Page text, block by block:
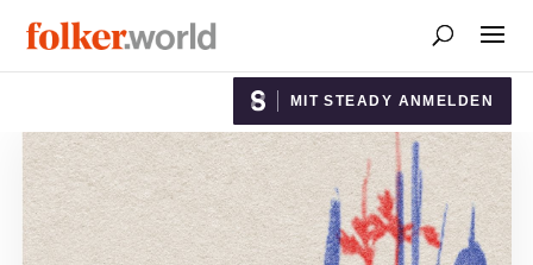
MIT STEADY ANMELDEN